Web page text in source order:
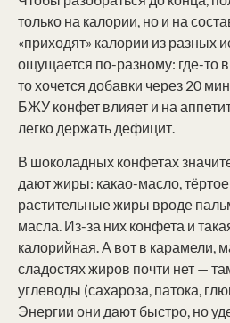
только на калории, но и на
«приходят» калории из разных
ощущается по-разному: где-то
то хочется добавки через 20
БЖУ конфет влияет и на
легко держать дефицит.
В шоколадных конфетах
дают жиры: какао-масло, тёртое
растительные жиры вроде
масла. Из-за них конфета и
калорийная. А вот в карамели,
сладостях жиров почти нет —
углеводы (сахароза, патока,
Энергии они дают быстро, но